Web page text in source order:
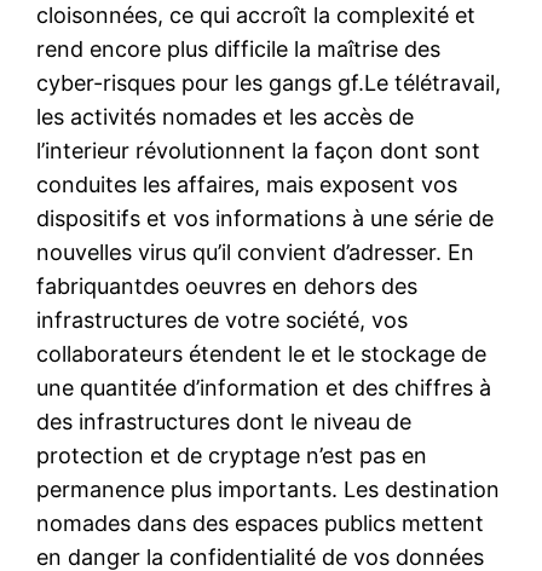
cloisonnées, ce qui accroît la complexité et
rend encore plus difficile la maîtrise des
cyber-risques pour les gangs gf.Le télétravail,
les activités nomades et les accès de
l’interieur révolutionnent la façon dont sont
conduites les affaires, mais exposent vos
dispositifs et vos informations à une série de
nouvelles virus qu’il convient d’adresser. En
fabriquantdes oeuvres en dehors des
infrastructures de votre société, vos
collaborateurs étendent le et le stockage de
une quantitée d’information et des chiffres à
des infrastructures dont le niveau de
protection et de cryptage n’est pas en
permanence plus importants. Les destination
nomades dans des espaces publics mettent
en danger la confidentialité de vos données